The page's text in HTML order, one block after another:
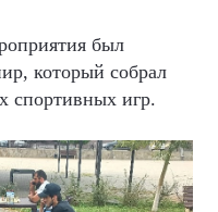
был
который собрал
спортивных игр.